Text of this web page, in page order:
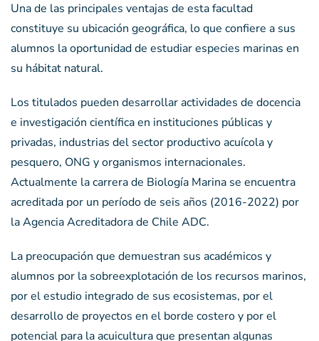
Una de las principales ventajas de esta facultad
constituye su ubicación geográfica, lo que confiere a sus
alumnos la oportunidad de estudiar especies marinas en
su hábitat natural.
Los titulados pueden desarrollar actividades de docencia
e investigación científica en instituciones públicas y
privadas, industrias del sector productivo acuícola y
pesquero, ONG y organismos internacionales.
Actualmente la carrera de Biología Marina se encuentra
acreditada por un período de seis años (2016-2022) por
la Agencia Acreditadora de Chile ADC.
La preocupación que demuestran sus académicos y
alumnos por la sobreexplotación de los recursos marinos,
por el estudio integrado de sus ecosistemas, por el
desarrollo de proyectos en el borde costero y por el
potencial para la acuicultura que presentan algunas